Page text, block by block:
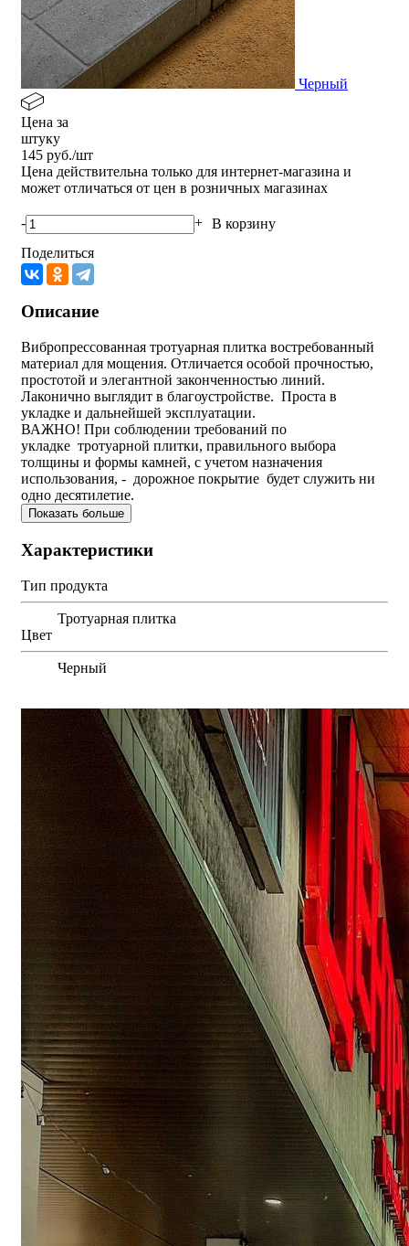
Черный
Цена за
штуку
145 руб./шт
Цена действительна только для интернет-магазина и
может отличаться от цен в розничных магазинах
- + В корзину
Поделиться
Описание
Вибропрессованная тротуарная плитка востребованный
материал для мощения. Отличается особой прочностью,
простотой и элегантной законченностью линий.
Лаконично выглядит в благоустройстве. Проста в
укладке и дальнейшей эксплуатации.
ВАЖНО! При соблюдении требований по
укладке тротуарной плитки, правильного выбора
толщины и формы камней, с учетом назначения
использования, - дорожное покрытие будет служить ни
одно десятилетие.
Показать больше
Характеристики
Тип продукта
Тротуарная плитка
Цвет
Черный